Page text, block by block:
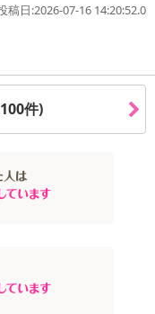
グ。(アルコール分 4%)
遂げたZIMAは、
スタイルが若者に浸透
稿日:2026-07-16 14:20:52.0
件)